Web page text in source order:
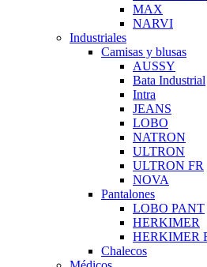
MAX
NARVI
Industriales
Camisas y blusas
AUSSY
Bata Industrial
Intra
JEANS
LOBO
NATRON
ULTRON
ULTRON FR
NOVA
Pantalones
LOBO PANT
HERKIMER
HERKIMER
Chalecos